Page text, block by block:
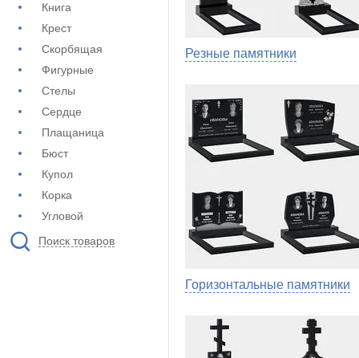
Книга
Крест
Скорбящая
Фигурные
Стелы
Сердце
Плащаница
Бюст
Купол
Корка
Угловой
Поиск товаров
Резные памятники
Горизонтальные памятники